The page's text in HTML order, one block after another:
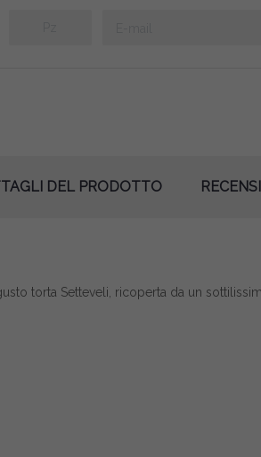
DEL PRODOTTO
torta Setteveli, ricoperta da un